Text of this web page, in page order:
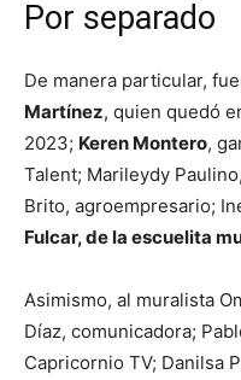
Por separado
De manera particular,
Martínez, quien quedó
2023; Keren Montero,
Talent; Marileydy
Brito, agroempresario;
Fulcar, de la escuelita
Asimismo, al muralista
Díaz, comunicadora;
Capricornio TV; Danilsa